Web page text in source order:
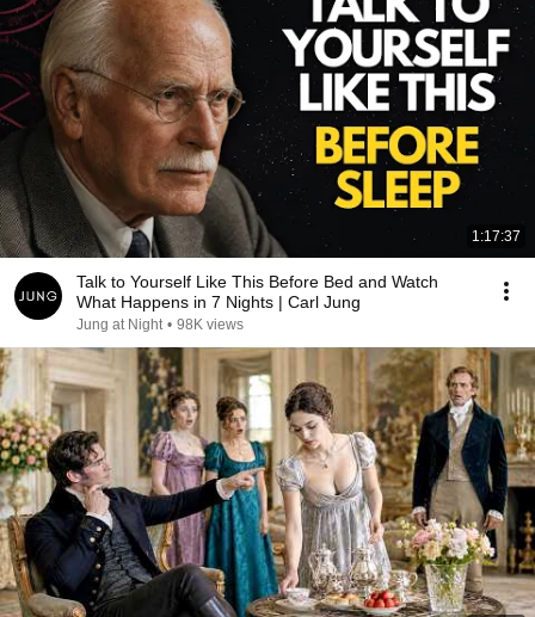
1:17:37
Talk to Yourself Like This Before Bed and Watch
What Happens in 7 Nights | Carl Jung
Jung at Night • 98K views